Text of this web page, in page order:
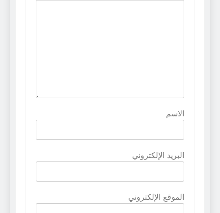
الاسم
البريد الإلكتروني
الموقع الإلكتروني